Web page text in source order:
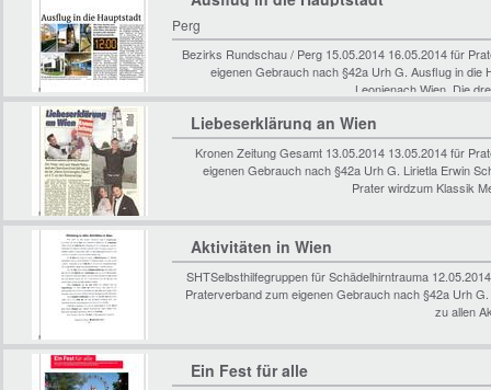
Perg
Bezirks Rundschau / Perg 15.05.2014 16.05.2014 für
eigenen Gebrauch nach §42a Urh G. Ausflug in die
Leonienach Wien. Die
Liebeserklärung an Wien
Kronen Zeitung Gesamt 13.05.2014 13.05.2014 für
eigenen Gebrauch nach §42a Urh G. Lirietla Erwin
Prater wirdzum Klassik
Aktivitäten in Wien
SHTSelbsthilfegruppen für Schädelhirntrauma
Praterverband zum eigenen Gebrauch nach §42a Urh
zu allen
Ein Fest für alle